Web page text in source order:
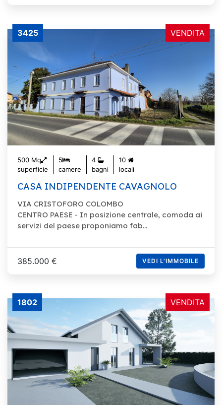
VENDITA
3425
500 Mq
superficie
5
camere
4
bagni
10
locali
CASA INDIPENDENTE CAVAGNOLO
VIA CRISTOFORO COLOMBO
CENTRO PAESE - In posizione centrale, comoda ai
servizi del paese proponiamo fab...
385.000 € VEDI L'IMMOBILE
VENDITA
1802